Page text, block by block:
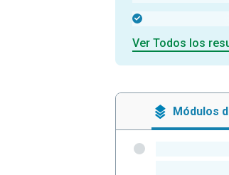
Ver Todos los
Módulos